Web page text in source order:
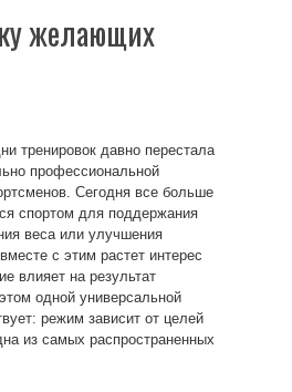
желающих
тренировок давно перестала
профессиональной
Сегодня все больше
спортом для поддержания
веса или улучшения
с этим растет интерес
влияет на результат
одной универсальной
режим зависит от целей
из самых распространенных